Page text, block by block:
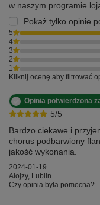
w naszym programie
Pokaż tylko opinie
5
4
3
2
1
Kliknij ocenę aby filtrować
5/5
Opinia potwierdzona
Bardzo ciekawe i
chorus podbarwiony
jakość wykonania.
2024-01-19
Alojzy, Lublin
Czy opinia była pomocna?